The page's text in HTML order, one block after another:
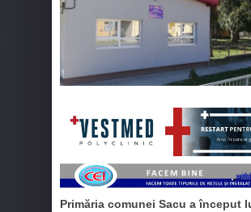
Primăria comunei Sacu a început